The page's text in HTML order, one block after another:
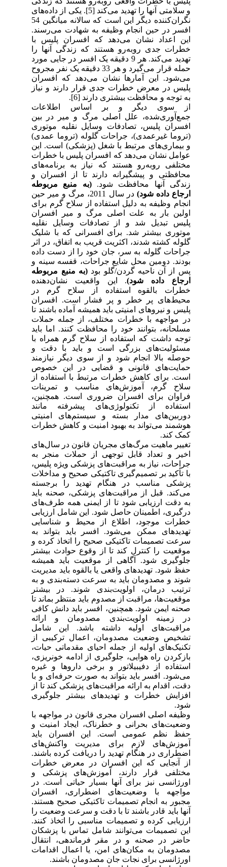
و سلامتی آنها را تهدید می‌کند [5].
یکی از داده‌های
نگران‌کننده دیگر این است که سالانه میانگین 54
افسر در حین انجام وظیفه به شهادت می‌رسند.
این اعداد نشان می‌دهد که افسران پلیس با
خطرات جدی روبه‌رو هستند که زندگی آ‌نها را
تهدید می‌کند. هر 9 دقیقه یک افسر در جایی مورد
حمله قرار می‌گیرد و هر 33 دقیقه یک نفر مجروح
می‌شود. این آمارها نشان می‌دهد که افسران
پلیس در معرض خطرات جدی قرار دارند و نیاز
به توجه و محافظت بیشتری دارند [6].
از سوی دیگر و
بر اساس اطلاعات
جمع‌آوری‌شده، علل اصلی مرگ و میر در بین
افسران پلیس، تصادفات وسایل نقلیه موتوری
(تروما غیرعمدی)، جراحات گلوله (تروما عمدی)
و بیماری‌های مرتبط با شغل (پزشکی) است. این
عوامل نشان می‌دهد که افسران پلیس با خطرات
مختلفی روبه‌رو هستند که نیاز به برنامه‌های
محافظتی و پیشگیرانه دارند تا از افسران و
زندگی آنها محافظت شود.(به منبع مربوطه
ارجاع داده شود)
در سال 2011، مرگ و میر حین
انجام وظیفه به دلیل استفاده از سلاح گرم برای
اولین بار به علت اصلی مرگ و میر افسران
پلیس تبدیل شد و از تصادفات وسایل نقلیه
موتوری بیشتر شد. برای افسرانی که با شلیک
گلوله کشته شدند، اکثریت قریب به اتفاق، در اثر
جراحات گلوله به سر، جان خود را از دست داده
بودند. دومین محل شایع جراحات، قفسه سینه و
پس از آن ناحیه گردن/گلو بود(به منبع مربوطه
ارجاع داده شود).
این واقعیت نشان‌دهنده
خطرات بالقوه استفاده از سلاح گرم در
محیط‌های پر خطر و پر فشار است. افسران
پلیس و نیروهای امنیتی باید همیشه آماده باشند تا
در مواجهه با خطرات مختلف، از جمله حملات
مسلحانه، بتوانند خود را محافظت کنند. اما باید
توجه داشت که استفاده از سلاح گرم همراه با
مسئولیت‌های بزرگی است و باید با دقت و
حوصله بالا انجام شود و از سوی دیگر نیازمند
حمایت‌های قانونی و قضایی در این خصوص
است. برای کاهش خطرات مرتبط با استفاده از
سلاح گرم، آموزش‌های مناسب و تمرینات
فراوان برای افسران ضروری است. همچنین،
استفاده از تکنولوژی‌های پیشرفته مانند
دوربین‌های مدار بسته و سیستم‌های امنیتی
هوشمند می‌تواند به بهبود امنیت و کاهش خطرات
کمک کند.
تغییر ماهیت مرگ‌های مجریان قانون در سال‌های
اخیر و تعداد قابل توجهی از حملات منجر به
جراحات، نیاز به مراقبت‌های پزشکی ویژه پلیس،
با تأکید بر تصمیم‌گیری تاکتیکی صحیح و مداخلات
پزشکی مناسب در هنگام تهدید را برجسته
می‌کند. قبل از مراقبت‌های پزشکی، صحنه باید
به دقت ارزیابی شود تا از ایمنی همه طرف‌های
درگیری، اطمینان حاصل شود. این شامل ارزیابی
خطرات موجود، اطلاع از محیط و شناسایی
تهدیدهای ممکن می‌شود. افسر باید بتواند به
سرعت تصمیمات تاکتیکی صحیح را اتخاذ کرده و
موقعیت را کنترل کند تا از وقوع حوادث بیشتر
جلوگیری شود. آگاهی از موقعیت باید همیشه
حفظ شود. تهدیدهای واقعی یا بالقوه باید مدیریت
شوند و مصدومان باید به سرعت دسته‌بندی و به
ترتیب درمان، اولویت‌بندی شوند. در بیشتر
موقعیت‌ها، مراقبت از مصدوم باید منتظر بماند تا
صحنه ایمن شود. همچنین، افسر باید دانش کافی
در زمینه اولویت‌بندی مصدومان و ارائه
مراقبت‌های اولیه داشته باشد. این شامل
تشخیص وضعیت مصدومان، اعمال ترکیبی از
تکنیک‌های اولیه از جمله احیای مقدماتی حیات،
بازکردن راه هوایی، جلوگیری از ادامه خونریزی،
استفاده از دفیبیلاتور و برخی داروها و غیره
می‌شود. افسر باید بتواند به صورت حرفه‌ای و با
دقت، اقدام به ارائه مراقبت‌های پزشکی کند تا از
افزایش خطرات و تهدیدهای بیشتر جلوگیری
شود.
وظیفه اصلی افسران مجری قانون در مواجهه با
وضعیت‌های بحرانی و خطرناک، ایجاد امنیت و
حفظ نظم عمومی است. این افسران باید
آموزش‌های لازم برای مدیریت واکنش‌های
اضطراری در هنگام تهدید را دریافت کرده باشند.
از آنجایی که این افسران در معرض خطرات
مختلفی قرار دارند، آموزش‌های پزشکی و
اورژانسی نیز برای آنها بسیار حیاتی است. در
مواجهه با وضعیت‌های اضطراری، افسران
مجبور به انجام تصمیمات تاکتیکی صحیح هستند.
آنها باید قادر باشند تا با دقت و سرعت وضعیت را
ارزیابی کرده و تصمیمات مناسبی را اتخاذ کنند.
این تصمیمات می‌توانند شامل تماس با پزشکان
حاضر در صحنه و در مقر فرماندهی، انتقال
مصدومان به مکان‌های امن، یا اعمال اقدامات
اورژانسی برای نجات جان مصدومان باشند.